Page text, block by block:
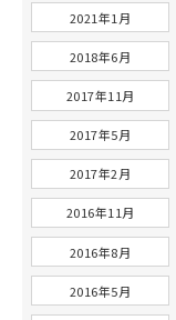
2021年1月
2018年6月
2017年11月
2017年5月
2017年2月
2016年11月
2016年8月
2016年5月